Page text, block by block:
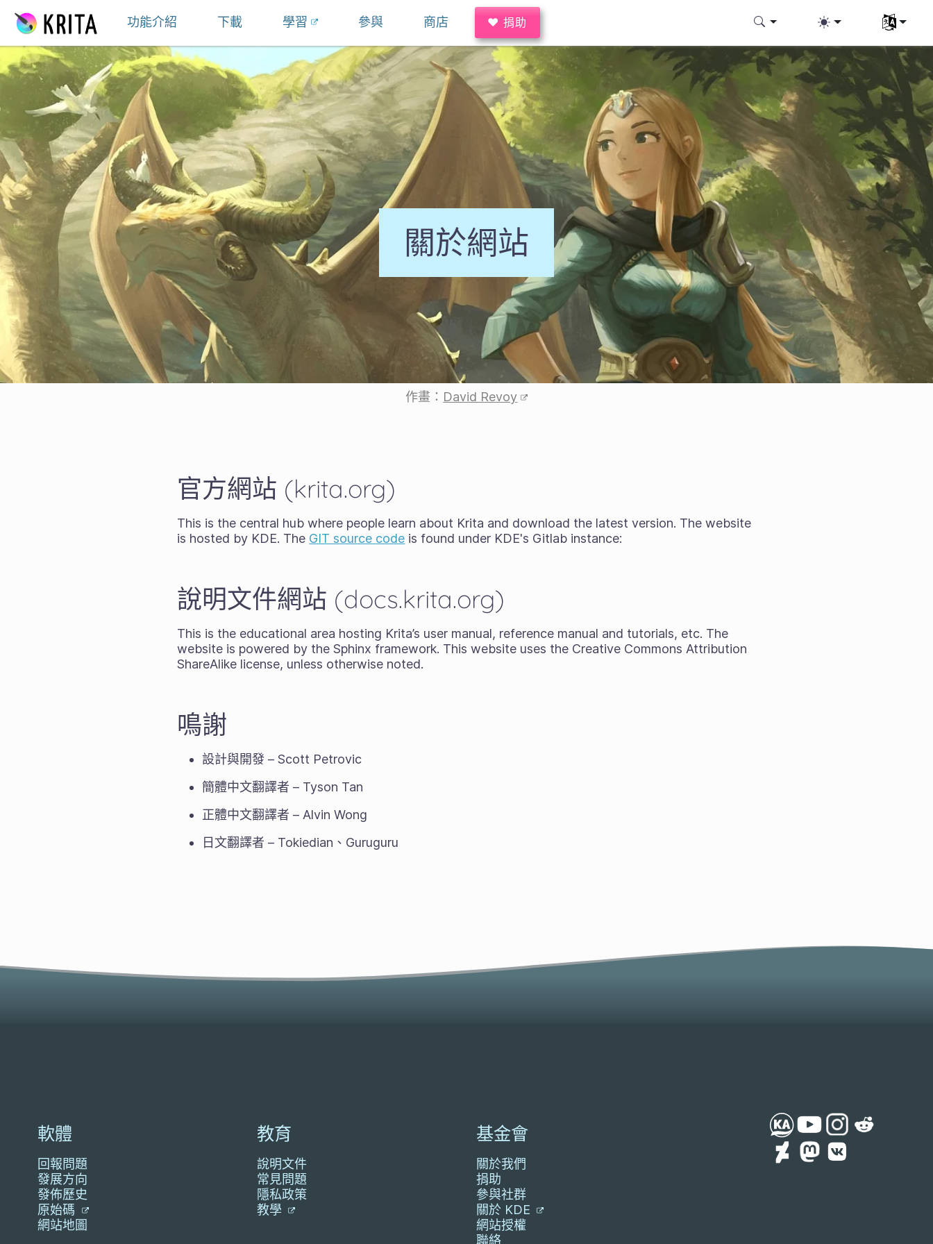
功能介紹
下載 學習 參與 商店 ♥ 捐助 選擇您的
關於網站
作畫： David Revoy
官方網站 (krita.org)
This is the central hub where people learn about Krita and download the latest version. The website
is hosted by KDE. The GIT source code is found under KDE's Gitlab instance:
說明文件網站 (docs.krita.org)
This is the educational area hosting Krita’s user manual, reference manual and tutorials, etc. The
website is powered by the Sphinx framework. This website uses the Creative Commons Attribution
ShareAlike license, unless otherwise noted.
鳴謝
設計與開發 – Scott Petrovic
簡體中文翻譯者 – Tyson Tan
正體中文翻譯者 – Alvin Wong
日文翻譯者 – Tokiedian、Guruguru
軟體
回報問題
發展方向
發佈歷史
原始碼
網站地圖
教育
說明文件
常見問題
隱私政策
教學
基金會
關於我們
捐助
參與社群
關於 KDE
網站授權
聯絡